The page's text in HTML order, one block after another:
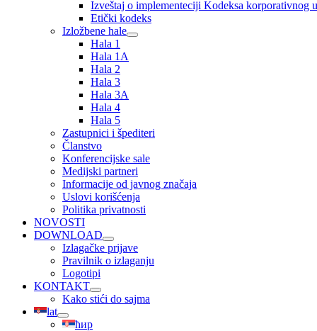
Izveštaj o implementeciji Kodeksa korporativnog
Etički kodeks
Izložbene hale
Hala 1
Hala 1A
Hala 2
Hala 3
Hala 3A
Hala 4
Hala 5
Zastupnici i špediteri
Članstvo
Konferencijske sale
Medijski partneri
Informacije od javnog značaja
Uslovi korišćenja
Politika privatnosti
NOVOSTI
DOWNLOAD
Izlagačke prijave
Pravilnik o izlaganju
Logotipi
KONTAKT
Kako stići do sajma
lat
ћир